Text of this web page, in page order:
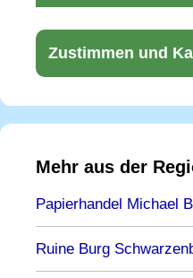
Zustimmen und
Mehr aus der
Papierhandel Michael
Ruine Burg